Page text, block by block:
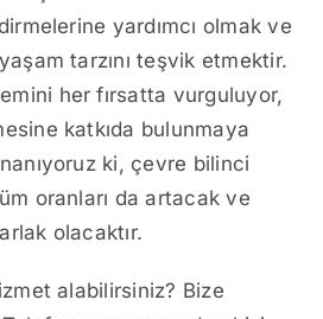
yardımcı olmak ve
tarzını teşvik etmektir.
her fırsatta vurguluyor,
katkıda bulunmaya
ki, çevre bilinci
oranları da artacak ve
olacaktır.
alabilirsiniz? Bize